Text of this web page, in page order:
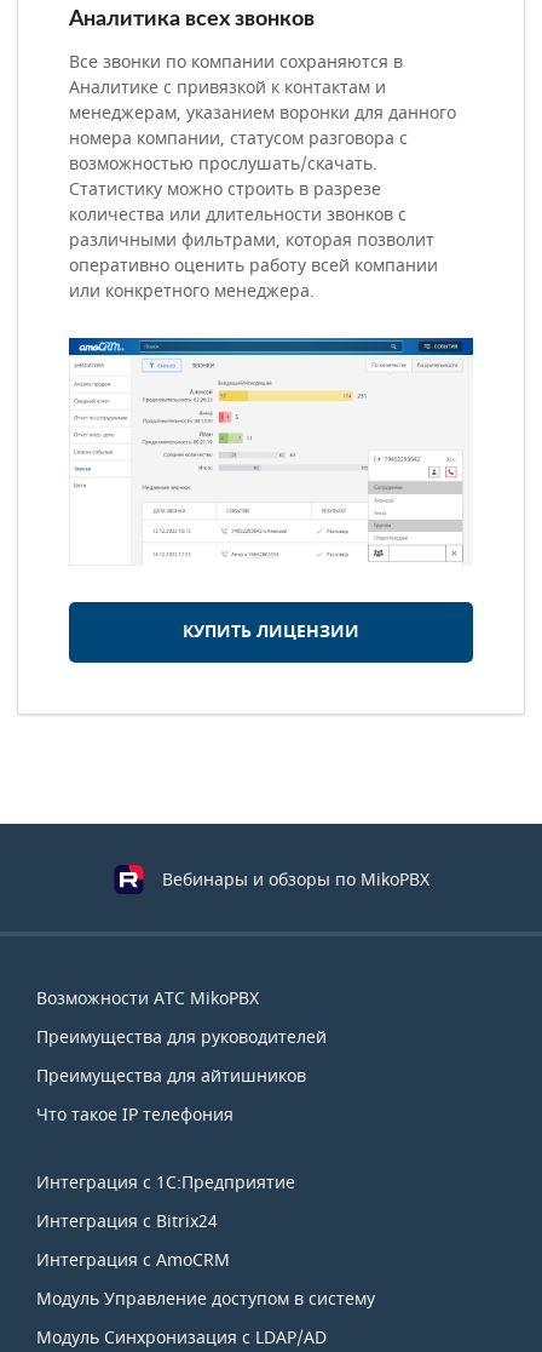
Аналитика всех звонков
Все звонки по компании сохраняются в
Аналитике с привязкой к контактам и
менеджерам, указанием воронки для данного
номера компании, статусом разговора с
возможностью прослушать/скачать.
Статистику можно строить в разрезе
количества или длительности звонков с
различными фильтрами, которая позволит
оперативно оценить работу всей компании
или конкретного менеджера.
КУПИТЬ ЛИЦЕНЗИИ
Вебинары и обзоры по MikoPBX
Навигация
по
сайту
Возможности АТС MikoPBX
Преимущества для руководителей
Преимущества для айтишников
Что такое IP телефония
Интеграция с 1С:Предприятие
Интеграция с Bitrix24
Интеграция с AmoCRM
Модуль Управление доступом в систему
Модуль Синхронизация с LDAP/AD